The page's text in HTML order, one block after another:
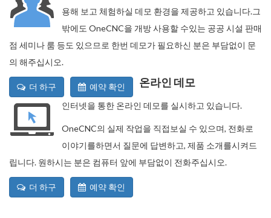
용해 보고 체험하실 데모 환경을 제공하고 있습니다.그
밖에도 OneCNC을 개방 사용할 수있는 공공 시설 판매
점 세미나 룸 등도 있으므로 한번 데모가 필요하신 분은 부담없이 문
의 해주십시오.
더 하구 예약 확인 온라인 데모
인터넷을 통한 온라인 데모를 실시하고 있습니다.
OneCNC의 실제 작업을 직접보실 수 있으며, 전화로
이야기를하면서 질문에 답변하고, 제품 소개를시켜드
립니다. 원하시는 분은 컴퓨터 앞에 부담없이 전화주십시오.
더 하구 예약 확인